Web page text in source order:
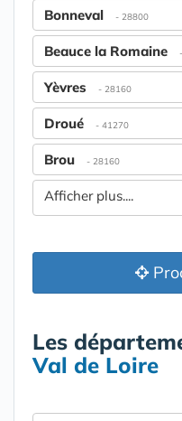
Bonneval - 28800
Beauce la Romaine
Yèvres - 28160
Droué - 41270
Brou - 28160
Afficher plus....
Les
Val de Loire